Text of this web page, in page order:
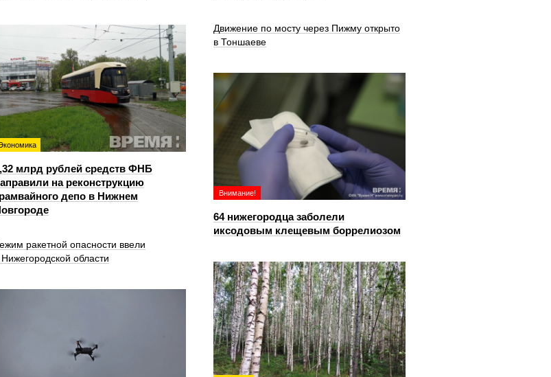
млрд рублей средств ФНБ
на реконструкцию
депо в Нижнем
Движение по мосту через Пижму открыто
в Тоншаеве
Внимание!
64 нижегородца заболели
иксодовым клещевым боррелиозом
ракетной опасности ввели
Нижегородской области